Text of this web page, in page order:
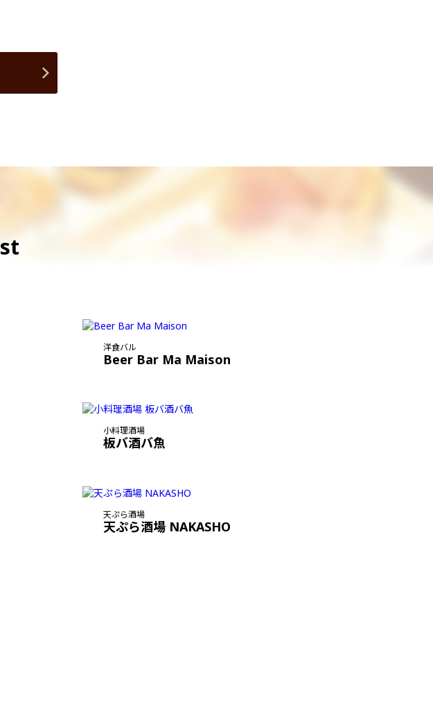
洋食バル
Beer Bar Ma Maison
小料理酒場
板バ酒バ魚
天ぷら酒場
天ぷら酒場 NAKASHO